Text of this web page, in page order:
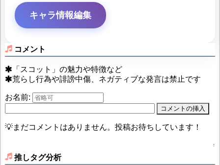
キャラ情報編集
コメント
「スコット」の魅力や特徴など
荒らし行為や誹謗中傷、ネガティブな発言は禁止です
お名前:
💡まだコメントはありません。投稿お待ちしています！
↑
推しタグ分析